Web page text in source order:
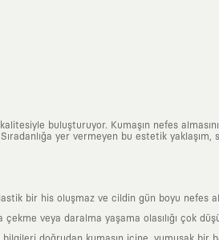
buluşturuyor. Kumaşın nefes
yer vermeyen bu estetik
bir his oluşmaz ve cildin gün boyu nefes
veya daralma yaşama olasılığı çok
doğrudan kumaşın içine, yumuşak bir